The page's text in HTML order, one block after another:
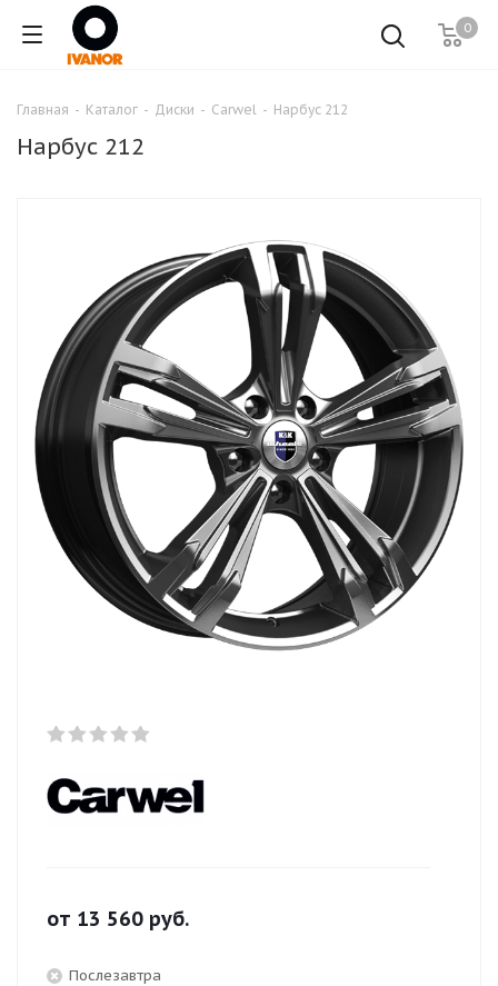
0
Главная - Каталог - Диски - Carwel - Нарбус 212
Нарбус 212
от 13 560 руб.
Послезавтра